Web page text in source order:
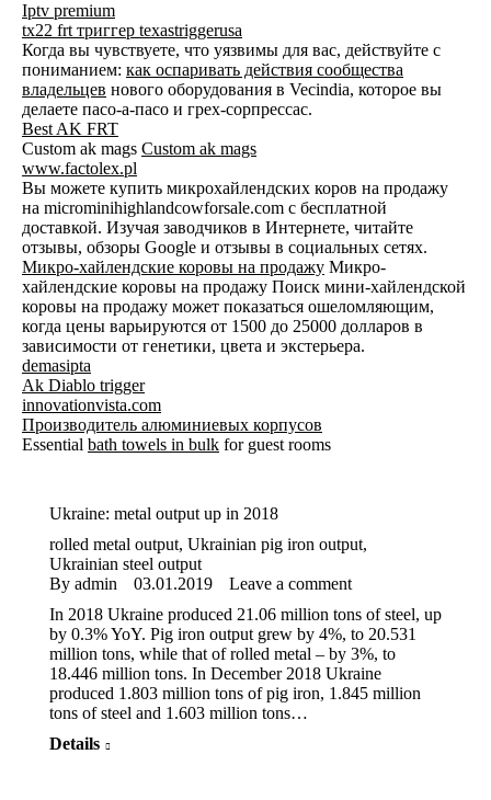
Iptv premium
tx22 frt триггер texastriggerusa
Когда вы чувствуете, что уязвимы для вас, действуйте с
пониманием: как оспаривать действия сообщества
владельцев нового оборудования в Vecindia, которое вы
делаете пасо-а-пасо и грех-сорпрессас.
Best AK FRT
Custom ak mags Custom ak mags
www.factolex.pl
Вы можете купить микрохайлендских коров на продажу
на microminihighlandcowforsale.com с бесплатной
доставкой. Изучая заводчиков в Интернете, читайте
отзывы, обзоры Google и отзывы в социальных сетях.
Микро-хайлендские коровы на продажу Микро-
хайлендские коровы на продажу Поиск мини-хайлендской
коровы на продажу может показаться ошеломляющим,
когда цены варьируются от 1500 до 25000 долларов в
зависимости от генетики, цвета и экстерьера.
demasipta
Ak Diablo trigger
innovationvista.com
Производитель алюминиевых корпусов
Essential bath towels in bulk for guest rooms
Ukraine: metal output up in 2018
rolled metal output, Ukrainian pig iron output,
Ukrainian steel output
By admin 03.01.2019
Leave a comment
In 2018 Ukraine produced 21.06 million tons of steel, up
by 0.3% YoY. Pig iron output grew by 4%, to 20.531
million tons, while that of rolled metal – by 3%, to
18.446 million tons. In December 2018 Ukraine
produced 1.803 million tons of pig iron, 1.845 million
tons of steel and 1.603 million tons…
Details